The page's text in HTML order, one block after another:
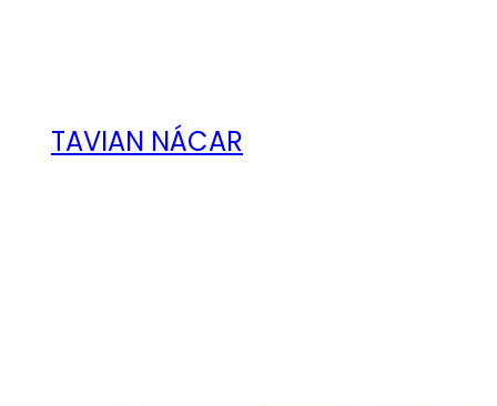
TAVIAN NÁCAR